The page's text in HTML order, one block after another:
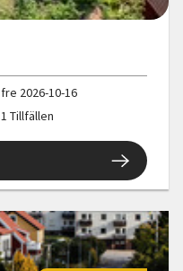
fre 2026-10-16
1 Tillfällen